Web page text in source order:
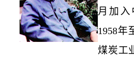
月加
1958年
煤炭工